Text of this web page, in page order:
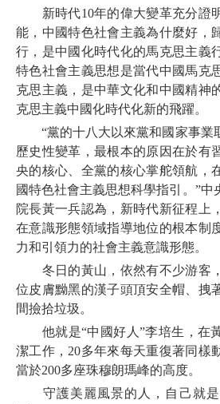
新時代10年的偉大變革充分證
能，中國特色社會主義為什麼好，
行，是中國化時代化的馬克思主義
特色社會主義思想是當代中國馬克
克思主義，是中華文化和中國精神
克思主義中國化時代化新的飛躍。
“黨的十八大以來黨和國家事業
歷史性變革，最根本的原因在於有
央的核心、全黨的核心掌舵領航，
國特色社會主義思想科學指引。”中
院長黃一兵認為，新時代新征程上
在意識形態領域指導地位的根本制
力和引領力的社會主義意識形態。
冬日的黃山，依然有不少游客
位皮膚黝黑的漢子頭頂安全帽、拽
間撿拾垃圾。
他就是“中國好人”李培生，在
潔工作，20多年來每天重復著同樣
當於200多座珠穆朗瑪峰的高度。
守護美麗風景的人，自己就是